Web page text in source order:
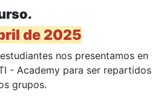
de 2025
nos presentamos en
- Academy para ser repartidos
grupos.